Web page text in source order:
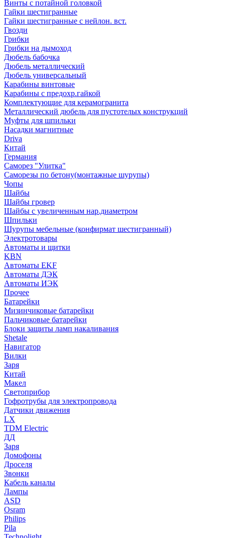
Винты с потайной головкой
Гайки шестигранные
Гайки шестигранные с нейлон. вст.
Гвозди
Грибки
Грибки на дымоход
Дюбель бабочка
Дюбель металлический
Дюбель универсальный
Карабины винтовые
Карабины с предохр.гайкой
Комплектующие для керамогранита
Металлический дюбель для пустотелых конструкций
Муфты для шпильки
Насадки магнитные
Driva
Китай
Германия
Саморез "Улитка"
Саморезы по бетону(монтажные шурупы)
Чопы
Шайбы
Шайбы гровер
Шайбы с увеличенным нар.диаметром
Шпильки
Шурупы мебельные (конфирмат шестигранный)
Электротовары
Автоматы и щитки
KBN
Автоматы EKF
Автоматы ДЭК
Автоматы ИЭК
Прочее
Батарейки
Мизинчиковые батарейки
Пальчиковые батарейки
Блоки защиты ламп накаливания
Shetale
Навигатор
Вилки
Заря
Китай
Макел
Светоприбор
Гофротрубы для электропровода
Датчики движения
LX
TDM Electric
ДД
Заря
Домофоны
Дроселя
Звонки
Кабель каналы
Лампы
ASD
Osram
Philips
Pila